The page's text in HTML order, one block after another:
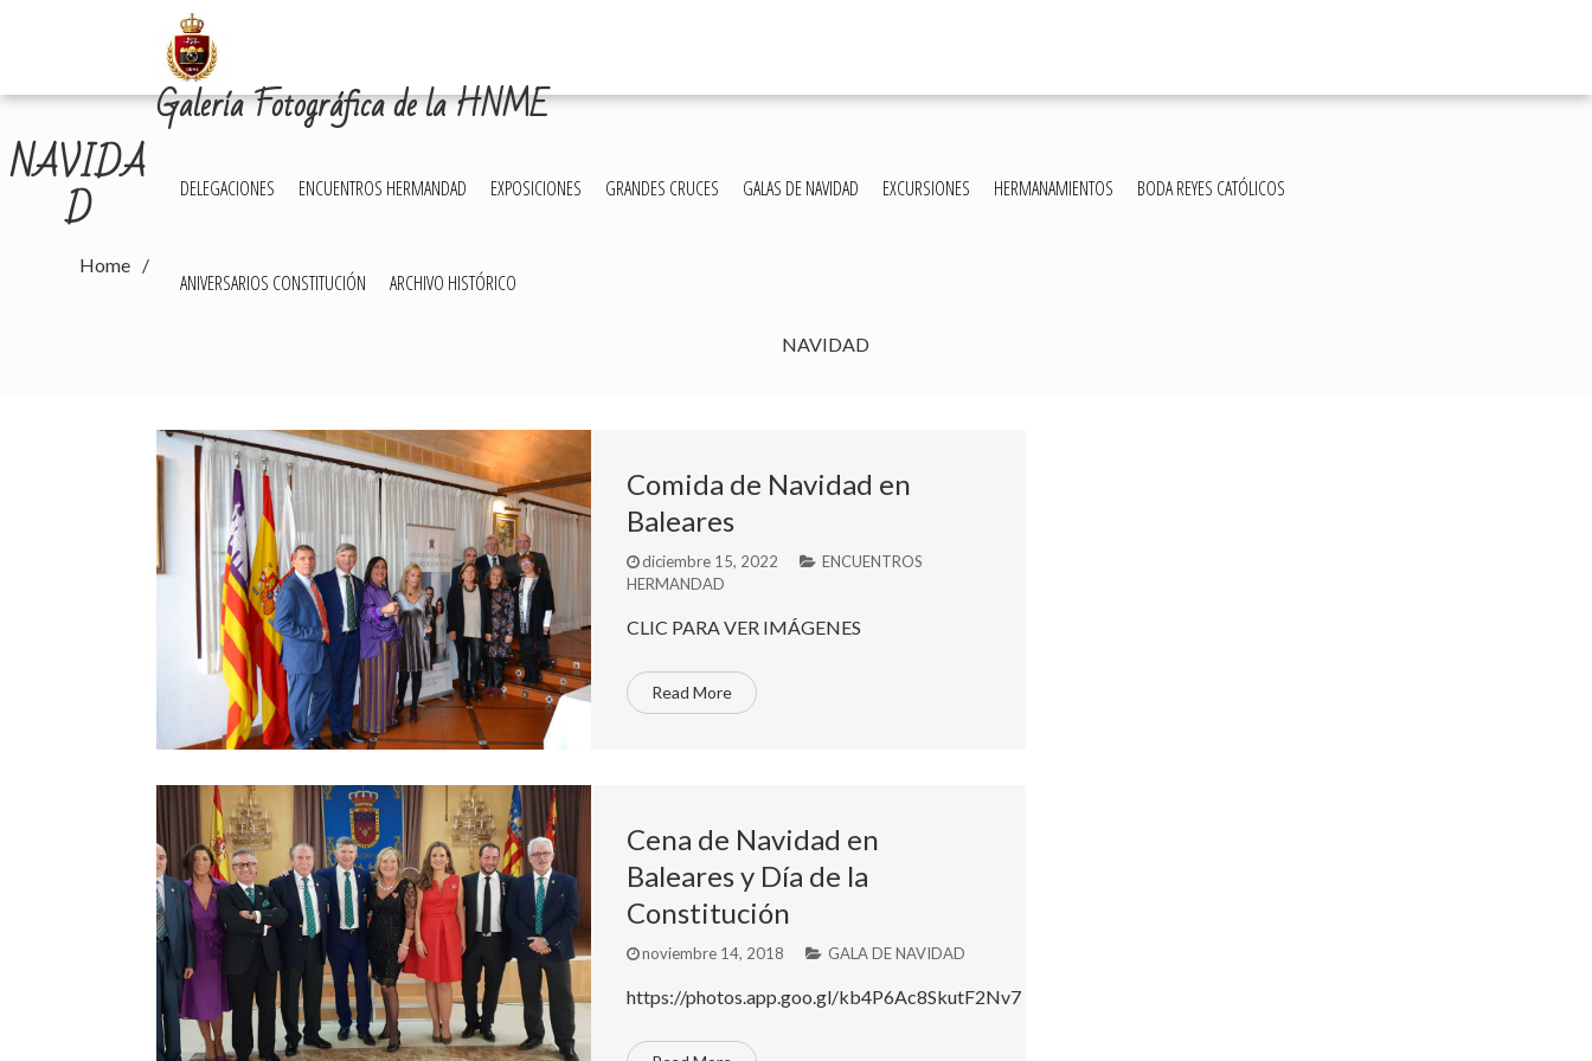
Galería Fotográfica de la HNME
DELEGACIONES ENCUENTROS HERMANDAD EXPOSICIONES GRANDES CRUCES GALAS DE NAVIDAD EXCURSIONES HERMANAMIENTOS BODA REYES CATÓLICOS
ANIVERSARIOS CONSTITUCIÓN ARCHIVO HISTÓRICO
NAVIDA
D
Home
NAVIDAD
Comida de Navidad en
Baleares
diciembre 15, 2022
ENCUENTROS
HERMANDAD
CLIC PARA VER IMÁGENES
Read More
Cena de Navidad en
Baleares y Día de la
Constitución
noviembre 14, 2018 GALA DE NAVIDAD
https://photos.app.goo.gl/kb4P6Ac8SkutF2Nv7